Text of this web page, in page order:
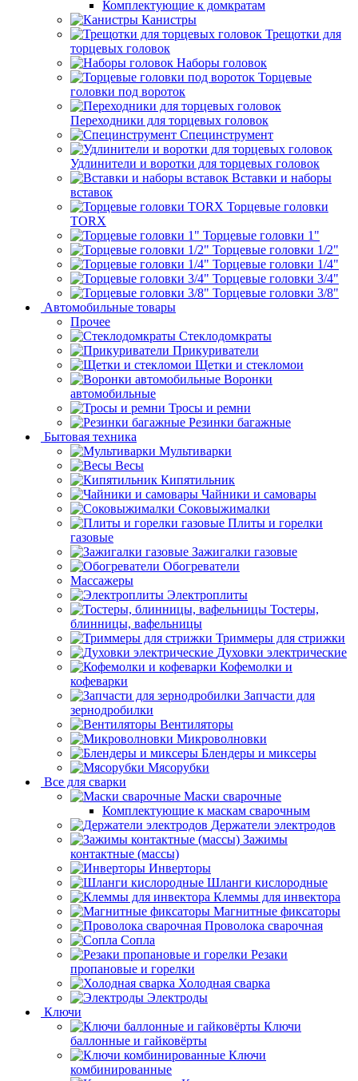
Комплектующие к домкратам
Канистры
Трещотки для
торцевых головок
Наборы головок
Торцевые
головки под вороток
Переходники для торцевых головок
Специнструмент
Удлинители и воротки для торцевых головок
Вставки и наборы
вставок
Торцевые головки
TORX
Торцевые головки 1"
Торцевые головки 1/2"
Торцевые головки 1/4"
Торцевые головки 3/4"
Торцевые головки 3/8"
Автомобильные товары
Прочее
Стеклодомкраты
Прикуриватели
Щетки и стекломои
Воронки
автомобильные
Тросы и ремни
Резинки багажные
Бытовая техника
Мультиварки
Весы
Кипятильник
Чайники и самовары
Соковыжималки
Плиты и горелки
газовые
Зажигалки газовые
Обогреватели
Массажеры
Электроплиты
Тостеры,
блинницы, вафельницы
Триммеры для стрижки
Духовки электрические
Кофемолки и
кофеварки
Запчасти для
зернодробилки
Вентиляторы
Микроволновки
Блендеры и миксеры
Мясорубки
Все для сварки
Маски сварочные
Комплектующие к маскам сварочным
Держатели электродов
Зажимы
контактные (массы)
Инверторы
Шланги кислородные
Клеммы для инвектора
Магнитные фиксаторы
Проволока сварочная
Сопла
Резаки
пропановые и горелки
Холодная сварка
Электроды
Ключи
Ключи
баллонные и гайковёрты
Ключи
комбинированные